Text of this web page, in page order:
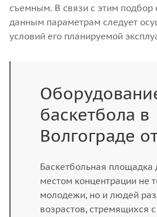
съемным. В связи с этим подбор
данным параметрам следует
условий его планируемой
баскетбола в
Волгограде
Баскетбольная площадка
местом концентрации не
молодежи, но и людей
возрастов, стремящихся